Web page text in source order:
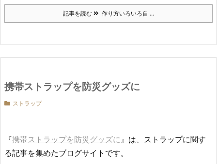
記事を読む 作り方いろいろ自 ...
携帯ストラップを防災グッズに
ストラップ
『携帯ストラップを防災グッズに 』は、ストラップに関す
る記事を集めたブログサイトです。